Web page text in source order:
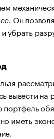
Он
убрать
вывести на
иметь